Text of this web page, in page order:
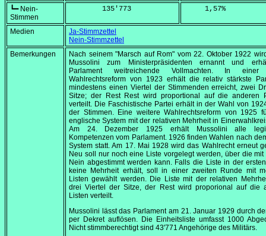
┗━ Nein-
Stimmen
        135'773
     1,57
%
Medien
Ja-Stimmzettel
Nein-Stimmzettel
Bemerkungen
Nach seinem "Marsch auf Rom" vom 22. Oktober 1922
Mussolini zum Ministerpräsidenten ernannt und
Parlament weitreichende Vollmachten. In einer
Wahlrechtsreform von 1923 erhält die relativ stärkste
mindestens einen Viertel der Stimmenden erreicht, zwei
Sitze; der Rest Rest wird proportional auf die anderen
verteilt. Die Faschistische Partei erhält in der Wahl von
der Stimmen. Eine weitere Wahlrechtsreform von 1925
englische System mit der relativen Mehrheit in
Am 24. Dezember 1925 erhält Mussolini alle
Kompetenzen vom Parlament. 1926 finden Wahlen nach
System statt. Am 17. Mai 1928 wird das Wahlrecht erneut
Neu soll nur noch eine Liste vorgelegt werden, über die mit
Nein abgestimmt werden kann. Falls die Liste in der
keine Mehrheit erhält, soll in einer zweiten Runde mit
Listen gewählt werden. Die Liste mit der relativen
drei Viertel der Sitze, der Rest wird proporional auf die
Listen verteilt.
Mussolini lässt das Parlament am 21. Januar 1929durch
per Dekret auflösen. Die Einheitsliste umfasst 1000
Nicht stimmberechtigt sind 43'771 Angehörige des Militärs.